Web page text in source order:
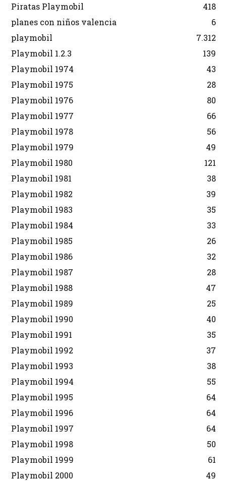
Piratas Playmobil
418
planes con niños valencia
6
playmobil
7.312
Playmobil 1.2.3
139
Playmobil 1974
43
Playmobil 1975
28
Playmobil 1976
80
Playmobil 1977
66
Playmobil 1978
56
Playmobil 1979
49
Playmobil 1980
121
Playmobil 1981
38
Playmobil 1982
39
Playmobil 1983
35
Playmobil 1984
33
Playmobil 1985
26
Playmobil 1986
32
Playmobil 1987
28
Playmobil 1988
47
Playmobil 1989
25
Playmobil 1990
40
Playmobil 1991
35
Playmobil 1992
37
Playmobil 1993
38
Playmobil 1994
55
Playmobil 1995
64
Playmobil 1996
64
Playmobil 1997
64
Playmobil 1998
50
Playmobil 1999
61
Playmobil 2000
49